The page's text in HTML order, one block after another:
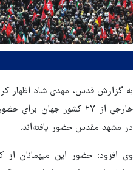
خارجی از ۲۷ کشور جهان
در مشهد مقدس حضور یافته‌اند.
وی افزود: حضور این میهمانان از